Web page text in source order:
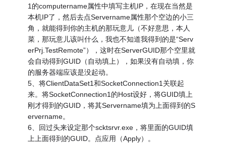
1的computername属性中填写主机IP，在现在当然是
本机IP了，然后去点Servername属性那个空边的小三
角，就能得到你的主机的那玩意儿（不好意思，本人
菜，那玩意儿该叫什么，我也不知道我得到的是“Serv
erPrj.TestRemote”），这时在ServerGUID那个空里就
会自动得到GUID（自动填上），如果没有自动填，你
的服务器端应该是没起动。
5、将ClientDataSet1和SocketConnection1关联起
来。将SocketConnection1的Host设好，将GUID填上
刚才得到的GUID，将其Servername填为上面得到的S
ervername。
6、回过头来设定那个scktsrvr.exe，将里面的GUID填
上上面得到的GUID。点应用（Apply）。